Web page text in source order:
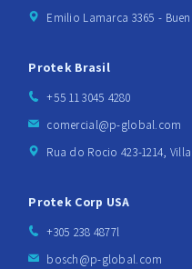
Emilio Lamarca 3365 -
Protek Brasil
+55 11 3045 4280
comercial@p-global.com
Rua do Rocio 423-1214,
Protek Corp USA
+305 238 4877l
bosch@p-global.com